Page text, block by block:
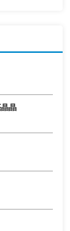
晶